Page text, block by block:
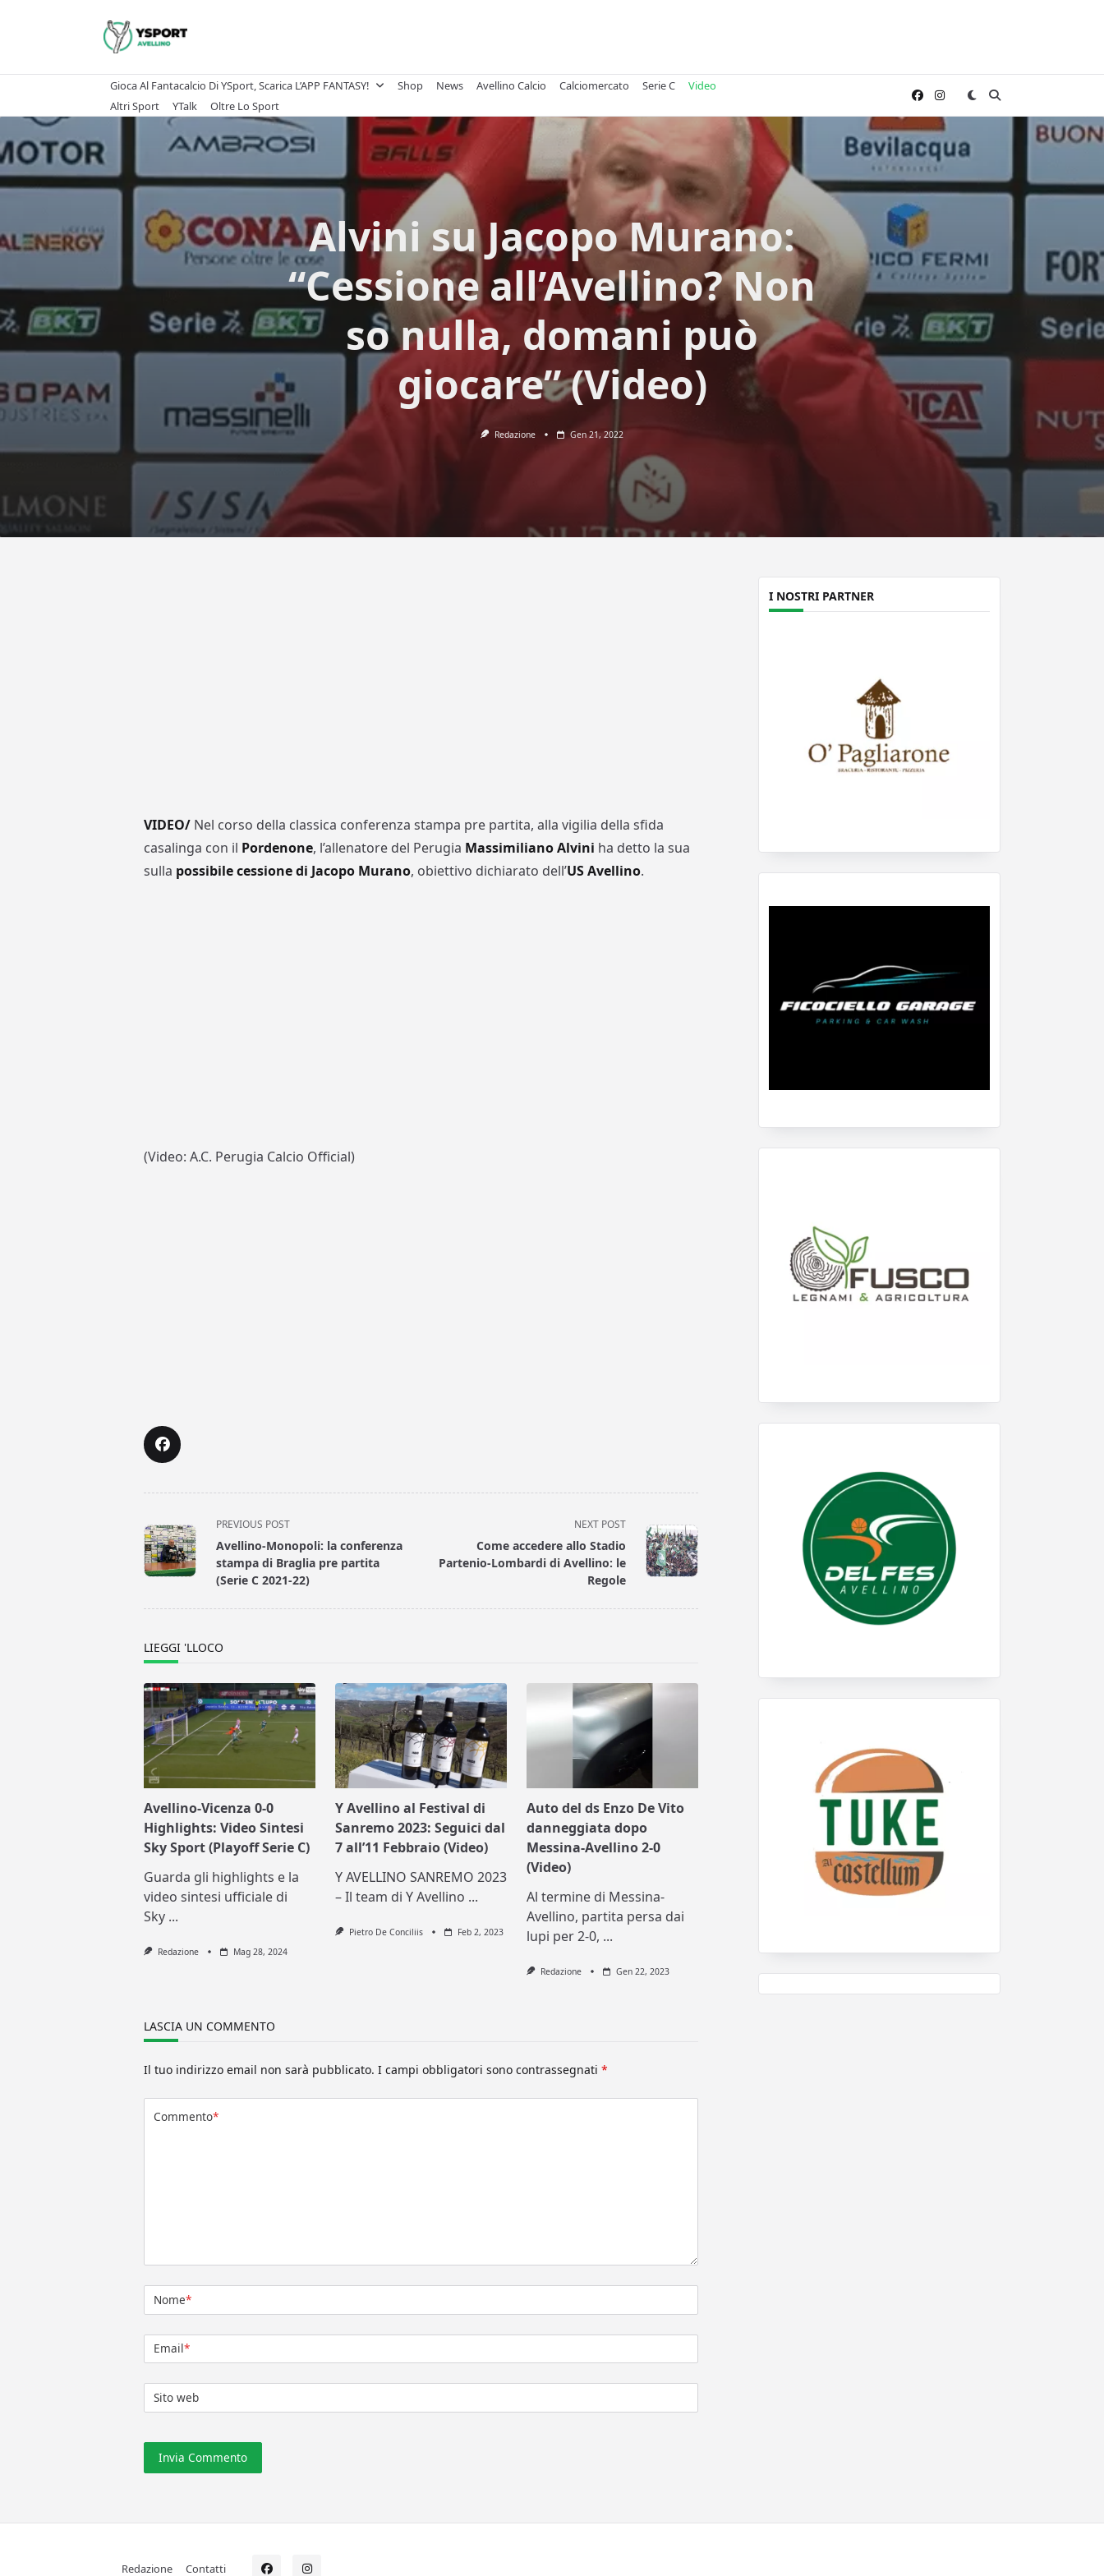
Gioca Al Fantacalcio Di YSport, Scarica L’APP FANTASY! Shop News Avellino Calcio Calciomercato Serie C
Video
Altri Sport
YTalk Oltre Lo Sport
Alvini su Jacopo Murano:
“Cessione all’Avellino? Non
so nulla, domani può
giocare” (Video)
Redazione Gen 21, 2022
VIDEO/ Nel corso della classica conferenza stampa pre partita, alla vigilia della sfida
casalinga con il Pordenone, l’allenatore del Perugia Massimiliano Alvini ha detto la sua
sulla possibile cessione di Jacopo Murano, obiettivo dichiarato dell’US Avellino.
(Video: A.C. Perugia Calcio Official)
<span
class="nav-
subtitle
screen-
PREVIOUS POST
Avellino-Monopoli: la conferenza
stampa di Braglia pre partita
(Serie C 2021-22)
NEXT POST
Come accedere allo Stadio
Partenio-Lombardi di Avellino: le
Regole
LIEGGI 'LLOCO
Avellino-Vicenza 0-0
Highlights: Video Sintesi
Sky Sport (Playoff Serie C)
Guarda gli highlights e la
video sintesi ufficiale di
Sky ...
Redazione Mag 28, 2024
Y Avellino al Festival di
Sanremo 2023: Seguici dal
7 all’11 Febbraio (Video)
Y AVELLINO SANREMO 2023
– Il team di Y Avellino ...
Pietro De Conciliis Feb 2, 2023
Auto del ds Enzo De Vito
danneggiata dopo
Messina-Avellino 2-0
(Video)
Al termine di Messina-
Avellino, partita persa dai
lupi per 2-0, ...
Redazione Gen 22, 2023
LASCIA UN COMMENTO
Il tuo indirizzo email non sarà pubblicato. I campi obbligatori sono contrassegnati*
Commento*
Nome*
Email*
Sito web
I NOSTRI PARTNER
Redazione Contatti